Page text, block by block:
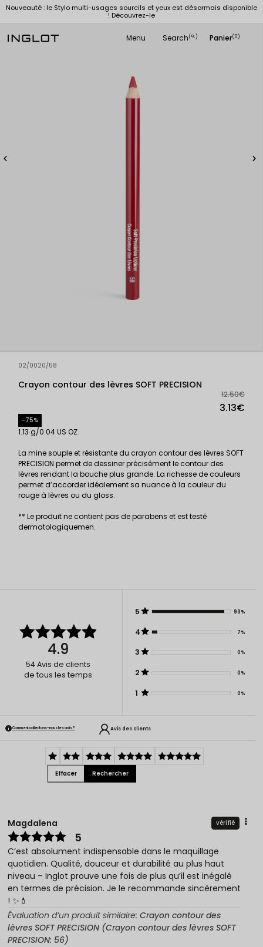
Nouveauté : le Stylo multi-usages sourcils et yeux est désormais disponible
! Découvrez-le
Menu Search(
search ) Panier(0)
 
02/0020/58
Crayon contour des lèvres SOFT PRECISION
12.50€
3.13€
-75%
1.13 g/0.04 US OZ
La mine souple et résistante du crayon contour des lèvres SOFT
PRECISION permet de dessiner précisément le contour des
lèvres rendant la bouche plus grande. La richesse de couleurs
permet d’accorder idéalement sa nuance à la couleur du
rouge à lèvres ou du gloss.
** Le produit ne contient pas de parabens et est testé
dermatologiquemen.
4.9
54Avis de clients
de tous les temps
5 93%
4 7%
3 0%
2 0%
1 0%
Comment collectons-nous les avis ? Avis des clients
Effacer Rechercher
Magdalena vérifié
5
C’est absolument indispensable dans le maquillage
quotidien. Qualité, douceur et durabilité au plus haut
niveau – Inglot prouve une fois de plus qu’il est inégalé
en termes de précision. Je le recommande sincèrement
! ✨💄
Évaluation d’un produit similaire: Crayon contour des
lèvres SOFT PRECISION (Crayon contour des lèvres SOFT
PRECISION: 56)